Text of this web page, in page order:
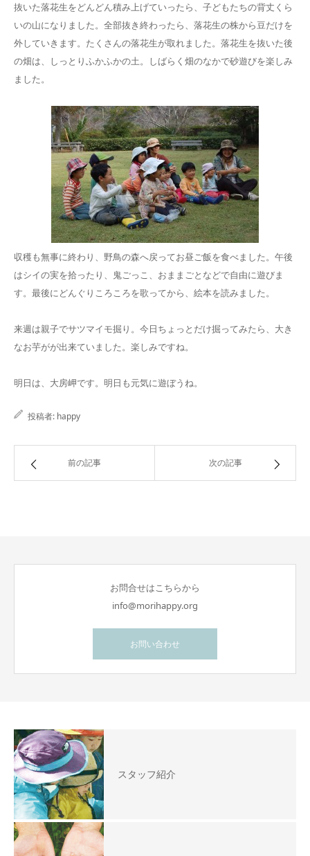
抜いた落花生をどんどん積み上げていったら、子どもたちの背丈くら
いの山になりました。全部抜き終わったら、落花生の株から豆だけを
外していきます。たくさんの落花生が取れました。落花生を抜いた後
の畑は、しっとりふかふかの土。しばらく畑のなかで砂遊びを楽しみ
ました。
収穫も無事に終わり、野鳥の森へ戻ってお昼ご飯を食べました。午後
はシイの実を拾ったり、鬼ごっこ、おままごとなどで自由に遊びま
す。最後にどんぐりころころを歌ってから、絵本を読みました。
来週は親子でサツマイモ掘り。今日ちょっとだけ掘ってみたら、大き
なお芋がが出来ていました。楽しみですね。
明日は、大房岬です。明日も元気に遊ぼうね。
投稿者: happy
前の記事 次の記事
お問合せはこちらから
info@morihappy.org
お問い合わせ
スタッフ紹介